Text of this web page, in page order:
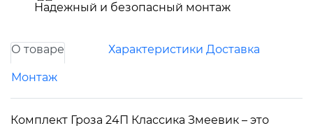
Надежный и безопасный монтаж
О товаре Характеристики Доставка
Монтаж
Комплект Гроза 24П Классика Змеевик – это